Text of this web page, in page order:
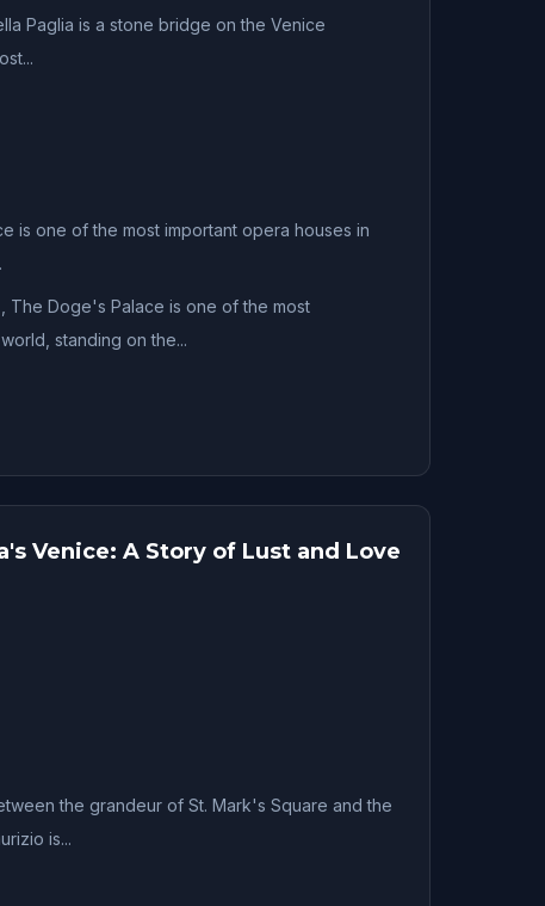
Paglia is a stone bridge on the Venice
is one of the most important opera houses in
The Doge's Palace is one of the most
standing on the...
Venice: A Story of Lust and Love
the grandeur of St. Mark's Square and the
is...